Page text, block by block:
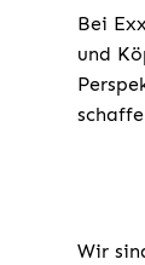
Bei
und
Wir